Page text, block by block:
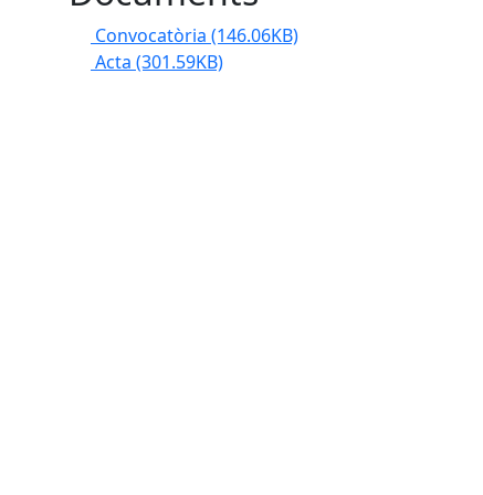
Convocatòria (146.06KB)
Acta (301.59KB)